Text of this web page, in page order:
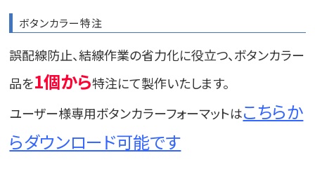
ボタンカラー特注
誤配線防止、結線作業の省力化に役立つ、ボタンカラー
品を1個から特注にて製作いたします。
ユーザー様専用ボタンカラーフォーマットはこちらか
らダウンロード可能です